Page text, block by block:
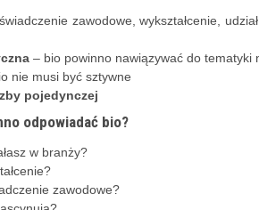
zawodowe, wykształcenie,
– bio powinno nawiązywać do tematyki
nie musi być sztywne
pojedynczej
odpowiadać bio?
w branży?
zawodowe?